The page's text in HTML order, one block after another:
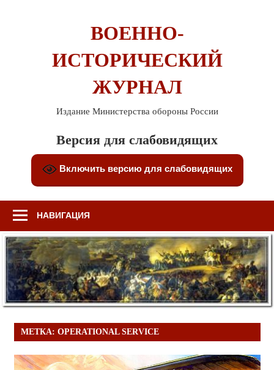
ВОЕННО-
ИСТОРИЧЕСКИЙ
ЖУРНАЛ
Издание Министерства обороны России
Версия для слабовидящих
Включить версию для слабовидящих
НАВИГАЦИЯ
МЕТКА: OPERATIONAL SERVICE